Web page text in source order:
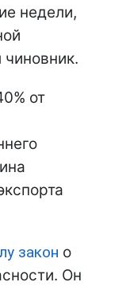
недели,
чиновник.
от
закон о
Он